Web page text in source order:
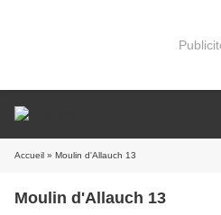
Accueil » Moulin d'Allauch 13
Moulin d'Allauch 13